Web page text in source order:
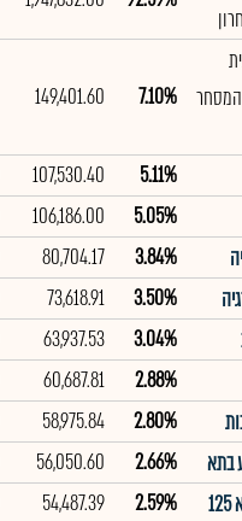
המסחר
7.10%
149,401.60
5.11%
107,530.40
5.05%
106,186.00
3.84%
80,704.17
3.50%
73,618.91
3.04%
63,937.53
2.88%
60,687.81
2.80%
58,975.84
בתא 2.66%
56,050.60
2.59%
54,487.39